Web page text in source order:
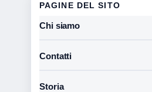
PAGINE DEL SITO
Chi siamo
Contatti
Storia